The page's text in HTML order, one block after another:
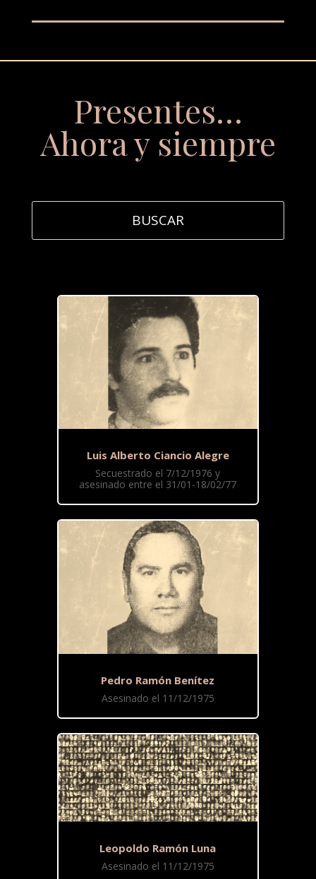
Presentes…
Ahora y siempre
Luis Alberto Ciancio Alegre
Secuestrado el 7/12/1976 y
asesinado entre el 31/01-18/02/77
Pedro Ramón Benítez
Asesinado el 11/12/1975
Leopoldo Ramón Luna
Asesinado el 11/12/1975